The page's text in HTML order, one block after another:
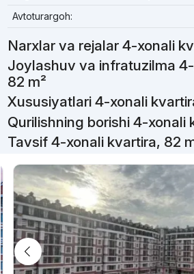
Avtoturargoh:
Narxlar va rejalar 4-xonali
Joylashuv va infratuzilma
82 m²
Xususiyatlari 4-xonali
Qurilishning borishi 4-xonali
Tavsif 4-xonali kvartira, 82